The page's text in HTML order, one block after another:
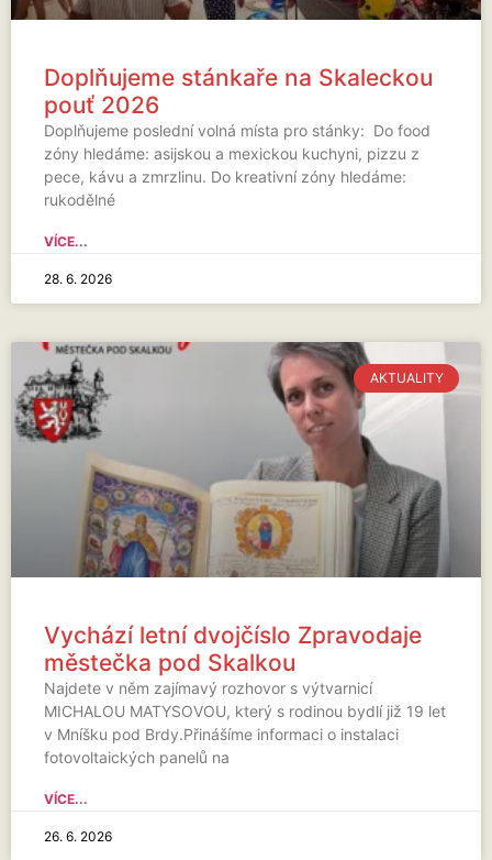
Doplňujeme stánkaře na Skaleckou
pouť 2026
Doplňujeme poslední volná místa pro stánky: Do food
zóny hledáme: asijskou a mexickou kuchyni, pizzu z
pece, kávu a zmrzlinu. Do kreativní zóny hledáme:
rukodělné
VÍCE...
28. 6. 2026
AKTUALITY
Vychází letní dvojčíslo Zpravodaje
městečka pod Skalkou
Najdete v něm zajímavý rozhovor s výtvarnicí
MICHALOU MATYSOVOU, který s rodinou bydlí již 19 let
v Mníšku pod Brdy.Přinášíme informaci o instalaci
fotovoltaických panelů na
VÍCE...
26. 6. 2026